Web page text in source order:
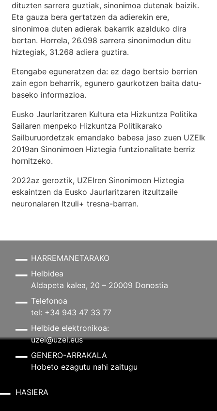
dituzten sarrera guztiak, sinonimoa dutenak baizik.
Eta gauza bera gertatzen da adierekin ere,
sinonimoa duten adierak bakarrik azalduko dira
bertan. Horrela, 26.098 sarrera sinonimodun ditu
hiztegiak, 31.268 adiera guztira.
Etengabe eguneratzen da: ez dago bertsio berrien
zain egon beharrik, egunero gaurkotzen baita datu-
baseko informazioa.
Eusko Jaurlaritzaren Kultura eta Hizkuntza Politika
Sailaren menpeko Hizkuntza Politikarako
Sailburuordetzak emandako babesa jaso zuen UZEIk
2019an Sinonimoen Hiztegia funtzionalitate berriz
hornitzeko.
2022az geroztik, UZEIren Sinonimoen Hiztegia
eskaintzen da Eusko Jaurlaritzaren itzultzaile
neuronalaren Itzuli+ tresna-barran.
HARREMANETARAKO
Helbidea
Aldapeta kalea, 20 – 20009 Donostia
Telefonoa
tel: +34 943 47 33 77
Helbide elektronikoa:
uzei@uzei.eus
GENERO-ARRAKALA
Hobeto ezagutu nahi zaitugu
HASIERA